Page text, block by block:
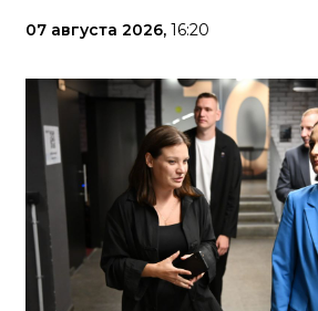
07 августа 2026, 16:20